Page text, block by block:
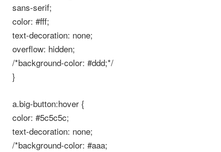
sans-serif;
color: #fff;
text-decoration: none;
overflow: hidden;
/*background-color: #ddd;*/
}
a.big-button:hover {
color: #5c5c5c;
text-decoration: none;
/*background-color: #aaa;